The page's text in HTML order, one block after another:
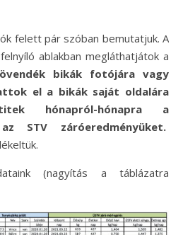
felett pár szóban bemutatjuk. A
ablakban megláthatjátok a
bikák fotójára vagy
el a bikák saját oldalára
hónapról-hónapra a
STV záróeredményüket.
(nagyítás a táblázatra